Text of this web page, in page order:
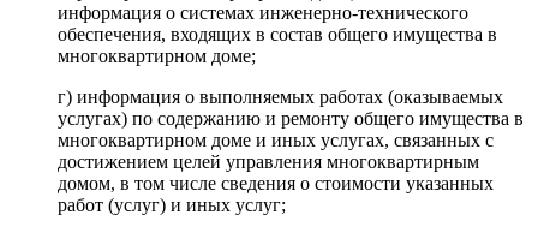
информация о системах инженерно-технического
обеспечения, входящих в состав общего имущества в
многоквартирном доме;
г) информация о выполняемых работах (оказываемых
услугах) по содержанию и ремонту общего имущества в
многоквартирном доме и иных услугах, связанных с
достижением целей управления многоквартирным
домом, в том числе сведения о стоимости указанных
работ (услуг) и иных услуг;